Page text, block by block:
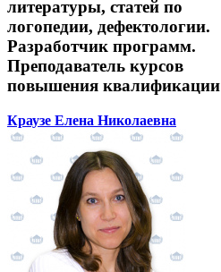
литературы, статей по
логопедии, дефектологии.
Разработчик программ.
Преподаватель курсов
повышения квалификации
Краузе Елена Николаевна